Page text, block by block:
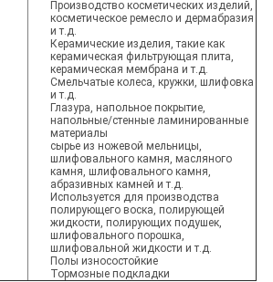
Производство косметических изделий,
косметическое ремесло и дермабразия
и т.д.
Керамические изделия, такие как
керамическая фильтрующая плита,
керамическая мембрана и т.д.
Смельчатые колеса, кружки, шлифовка
и т.д.
Глазура, напольное покрытие,
напольные/стенные ламинированные
материалы
сырье из ножевой мельницы,
шлифовального камня, масляного
камня, шлифовального камня,
абразивных камней и т.д.
Используется для производства
полирующего воска, полирующей
жидкости, полирующих подушек,
шлифовального порошка,
шлифовальной жидкости и т.д.
Полы износостойкие
Тормозные подкладки